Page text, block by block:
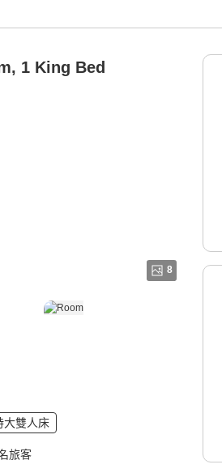
1 King Bed
8
大雙人床
旅客